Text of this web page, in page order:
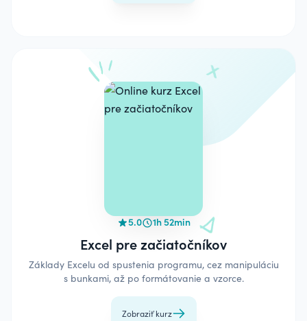
5.0 1h 52min
Excel pre začiatočníkov
Základy Excelu od spustenia programu, cez manipuláciu
s bunkami, až po formátovanie a vzorce.
Zobraziť kurz